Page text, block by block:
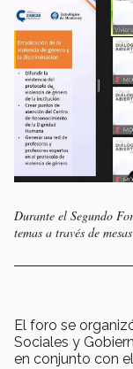
Durante el Segundo
temas a través de
El foro se
Sociales y
en conjunto con